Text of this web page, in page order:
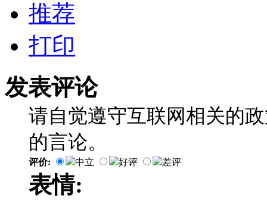
推荐
打印
发表评论
请自觉遵守互联网相关的
的言论。
评价: 中立 好评 差评
表情: